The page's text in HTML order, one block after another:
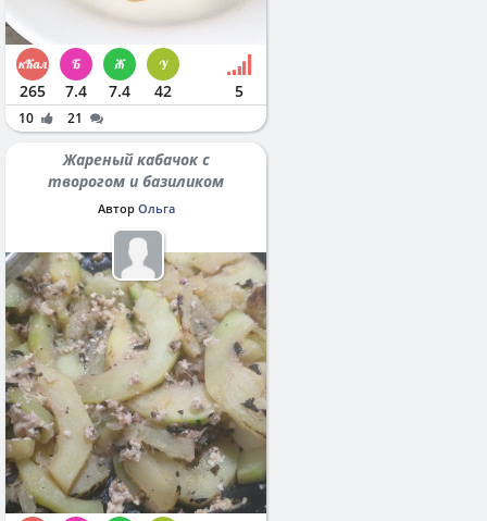
265 7.4 7.4 42 5
10 21
Жареный кабачок с
творогом и базиликом
Автор Ольга